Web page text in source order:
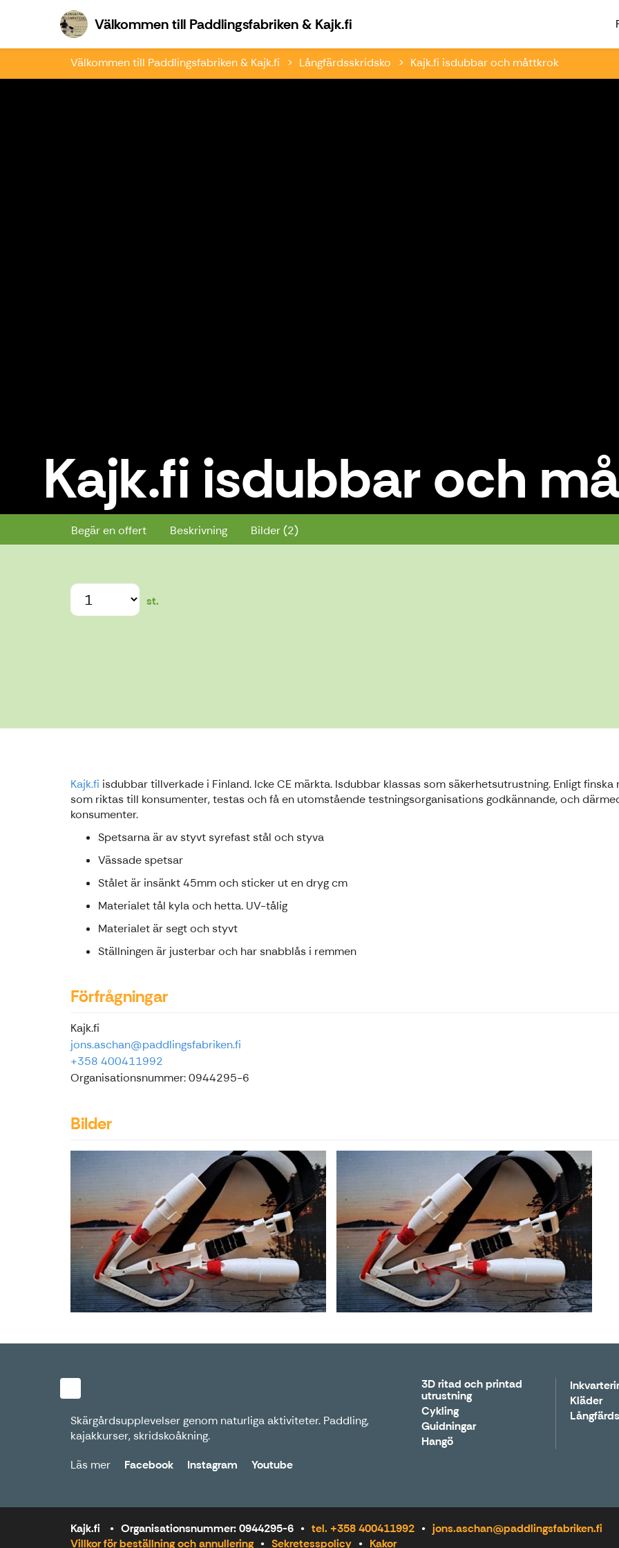
Välkommen till Paddlingsfabriken & Kajk.fi
Välkommen till Paddlingsfabriken & Kajk.fi Långfärdsskridsko Kajk.fi isdubbar och måttkrok
Kajk.fi isdubbar och
Kajk.fi isdubbar och måttkrok
Begär en offert Beskrivning Bilder (2)
st.
Kajk.fi isdubbar tillverkade i Finland. Icke CE märkta. Isdubbar klassas som säkerhetsutrustning. Enligt
som riktas till konsumenter, testas och få en utomstående testningsorganisations godkännande, och
konsumenter.
Spetsarna är av styvt syrefast stål och styva
Vässade spetsar
Stålet är insänkt 45mm och sticker ut en dryg cm
Materialet tål kyla och hetta. UV-tålig
Materialet är segt och styvt
Ställningen är justerbar och har snabblås i remmen
Förfrågningar
Kajk.fi
jons.aschan@paddlingsfabriken.fi
+358 400411992
Organisationsnummer: 0944295-6
Bilder
Skärgårdsupplevelser genom naturliga aktiviteter. Paddling,
kajakkurser, skridskoåkning.
Läs mer
Facebook Instagram Youtube
3D ritad och printad
utrustning
Cykling
Guidningar
Hangö
Kläder
Kajk.fi Organisationsnummer: 0944295-6 tel. +358 400411992
jons.aschan@paddlingsfabriken.fi
Villkor för beställning och annullering
Sekretesspolicy Kakor